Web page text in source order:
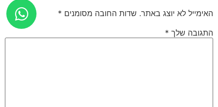
האימייל לא יוצג באתר. שדות החובה מסומנים *
התגובה שלך *